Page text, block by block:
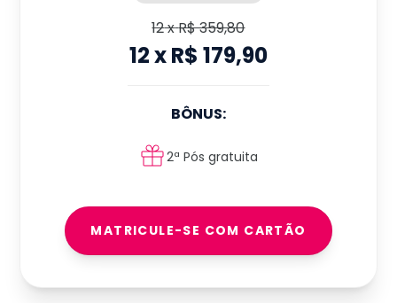
12xR$ 359,80
12xR$ 179,90
BÔNUS:
2ª Pós gratuita
MATRICULE-SE COM CARTÃO